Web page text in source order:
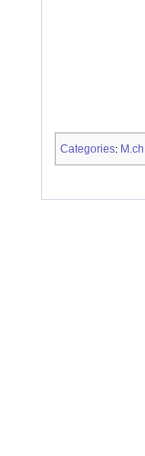
Categories: